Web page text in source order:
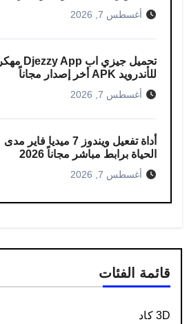
أغسطس 7, 2026
تحميل جيزي اب Djezzy App مهكر
للأندرويد APK أخر إصدار مجاناً
أغسطس 7, 2026
أداة تفعيل ويندوز 7 ميديا فاير مدى
الحياة برابط مباشر مجاناً 2026
أغسطس 7, 2026
قائمة الفئات
3D كاد